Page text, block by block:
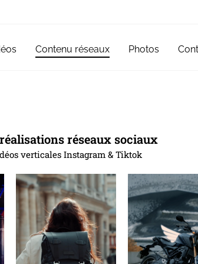
Contenu réseaux Photos
réseaux sociaux
verticales Instagram & Tiktok